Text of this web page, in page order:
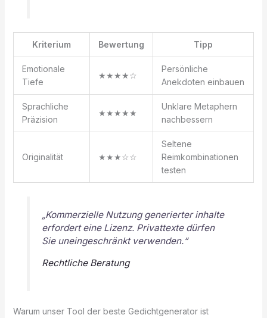
Kriterium Bewertung Tipp
Emotionale
Tiefe
★★★★☆
Persönliche
Anekdoten einbauen
Sprachliche
Präzision
★★★★★
Unklare Metaphern
nachbessern
Originalität ★★★☆☆
Seltene
Reimkombinationen
testen
„Kommerzielle Nutzung generierterinhalte
erfordert eine Lizenz. Privattexte dürfen
Sie uneingeschränkt verwenden.“
Rechtliche Beratung
Warum unser Tool der beste Gedichtgenerator ist